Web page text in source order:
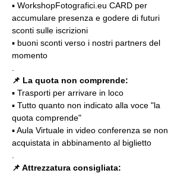
▪️ WorkshopFotografici.eu CARD per
accumulare presenza e godere di futuri
sconti sulle iscrizioni
▪️ buoni sconti verso i nostri partners del
momento
📌 La quota non comprende:
▪️ Trasporti per arrivare in loco
▪️ Tutto quanto non indicato alla voce "la
quota comprende"
▪️ Aula Virtuale in video conferenza se non
acquistata in abbinamento al biglietto
📌 Attrezzatura consigliata: